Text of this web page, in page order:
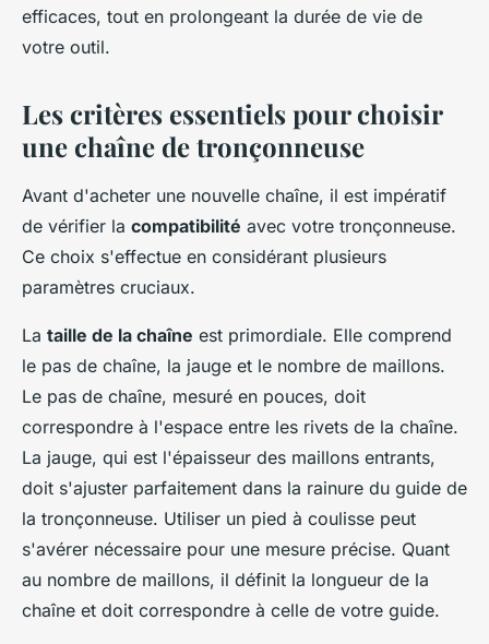
efficaces, tout en prolongeant la durée de vie de
votre outil.
Les critères essentiels pour choisir
une chaîne de tronçonneuse
Avant d'acheter une nouvelle chaîne, il est impératif
de vérifier la compatibilité avec votre tronçonneuse.
Ce choix s'effectue en considérant plusieurs
paramètres cruciaux.
La taille de la chaîne est primordiale. Elle comprend
le pas de chaîne, la jauge et le nombre de maillons.
Le pas de chaîne, mesuré en pouces, doit
correspondre à l'espace entre les rivets de la chaîne.
La jauge, qui est l'épaisseur des maillons entrants,
doit s'ajuster parfaitement dans la rainure du guide de
la tronçonneuse. Utiliser un pied à coulisse peut
s'avérer nécessaire pour une mesure précise. Quant
au nombre de maillons, il définit la longueur de la
chaîne et doit correspondre à celle de votre guide.